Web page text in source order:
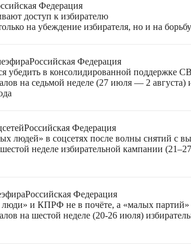
Федерация
доступ к избирателю
на убеждение избирателя, но и на
Российская Федерация
убедить в консолидированной поддержке
на седьмой неделе (27 июля — 2
Российская Федерация
людей» в соцсетях после волны снятий с
неделе избирательной кампании
Российская Федерация
и КПРФ не в почёте, а «малых партий»
на шестой неделе (20-26 июля)